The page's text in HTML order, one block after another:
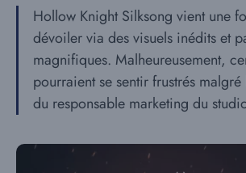
Hollow Knight Silksong vient une
dévoiler via des visuels inédits et
magnifiques. Malheureusement,
pourraient se sentir frustrés malgré
du responsable marketing du